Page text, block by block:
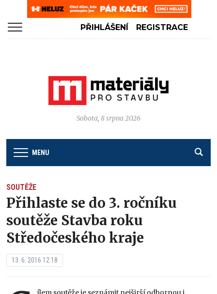
PŘIHLÁŠENÍ REGISTRACE
Sobota, 8 srpna 2026
MENU
SOUTĚŽE
Přihlaste se do 3. ročníku
soutěže Stavba roku
Středočeského kraje
13. 6. 2016 12:18